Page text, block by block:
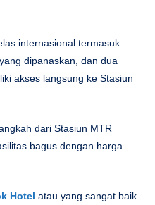
internasional termasuk
dipanaskan, dan dua
akses langsung ke Stasiun
dari Stasiun MTR
bagus dengan harga
Hotel atau yang sangat baik